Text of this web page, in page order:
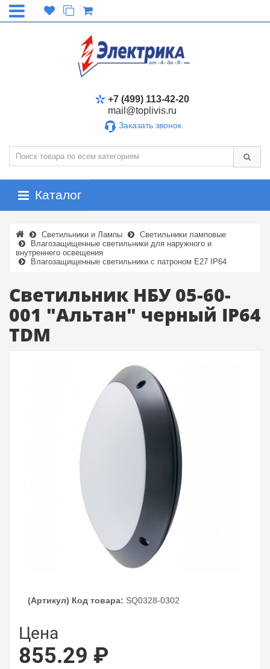
+7 (499) 113-42-20
mail@toplivis.ru
Заказать звонок
Каталог
Светильники и Лампы
Светильники ламповые
Влагозащищенные светильники для наружного и
внутреннего освещения
Влагозащищенные светильники с патроном Е27 IP64
Светильник НБУ 05-60-
001 "Альтан" черный IP64
TDM
(Артикул) Код товара: SQ0328-0302
Цена
855.29 ₽